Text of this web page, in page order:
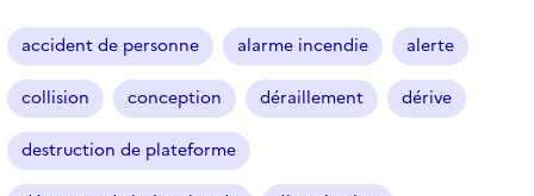
t
i
c
accident de personne alarme incendie alerte
collision conception déraillement dérive
destruction de plateforme